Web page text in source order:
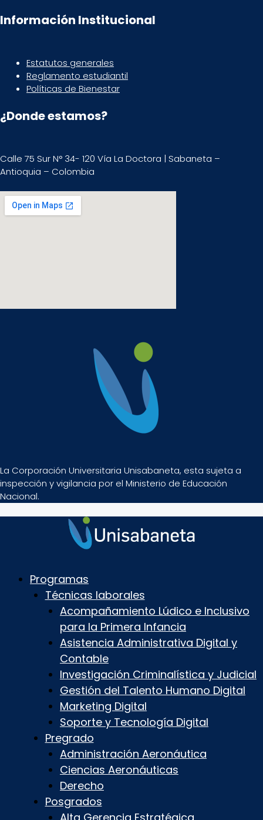
Información Institucional
Estatutos generales
Reglamento estudiantil
Políticas de Bienestar
¿Donde estamos?
Calle 75 Sur N° 34- 120 Vía La Doctora | Sabaneta –
Antioquia – Colombia
La Corporación Universitaria Unisabaneta, esta sujeta a
inspección y vigilancia por el Ministerio de Educación
Nacional.
Programas
Técnicas laborales
Acompañamiento Lúdico e Inclusivo
para la Primera Infancia
Asistencia Administrativa Digital y
Contable
Investigación Criminalística y Judicial
Gestión del Talento Humano Digital
Marketing Digital
Soporte y Tecnología Digital
Pregrado
Administración Aeronáutica
Ciencias Aeronáuticas
Derecho
Posgrados